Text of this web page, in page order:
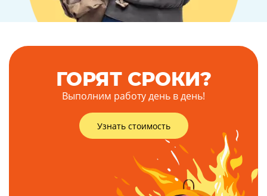
ГОРЯТ СРОКИ?
Выполним работу день в день!
Узнать стоимость